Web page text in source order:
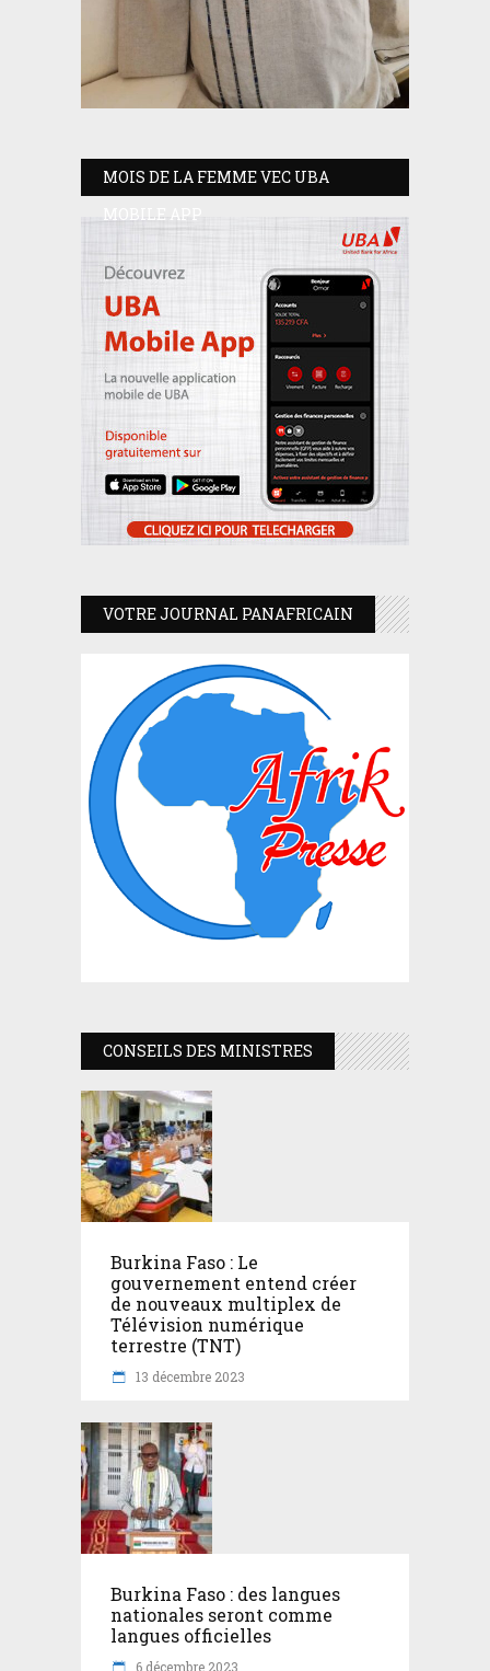
MOIS DE LA FEMME VEC UBA
MOBILE APP
VOTRE JOURNAL PANAFRICAIN
CONSEILS DES MINISTRES
Burkina Faso : Le
gouvernement entend créer
de nouveaux multiplex de
Télévision numérique
terrestre (TNT)
13 décembre 2023
Burkina Faso : des langues
nationales seront comme
langues officielles
6 décembre 2023